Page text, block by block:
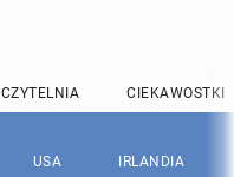
CZYTELNIA CIEKAWOSTKI
USA IRLANDIA